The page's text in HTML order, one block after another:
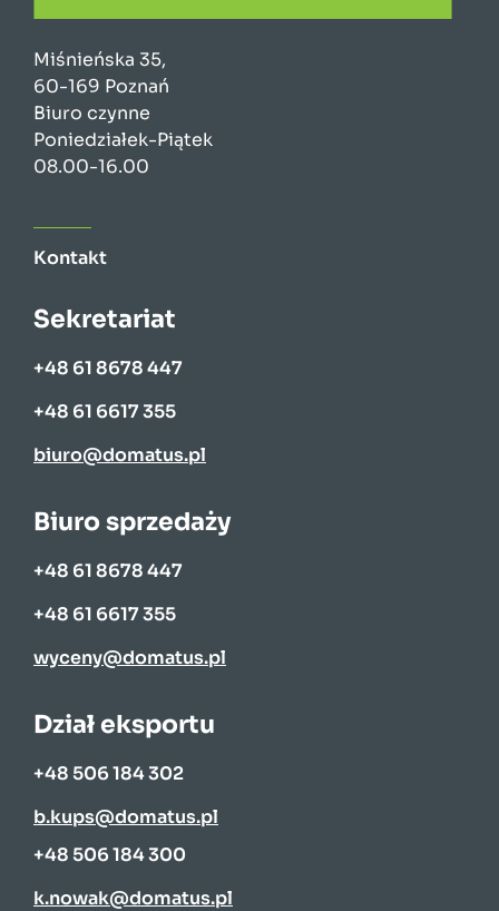
Miśnieńska 35,
60-169 Poznań
Biuro czynne
Poniedziałek-Piątek
08.00-16.00
Kontakt
Sekretariat
+48 61 8678 447
+48 61 6617 355
biuro@domatus.pl
Biuro sprzedaży
+48 61 8678 447
+48 61 6617 355
wyceny@domatus.pl
Dział eksportu
+48 506 184 302
b.kups@domatus.pl
+48 506 184 300
k.nowak@domatus.pl